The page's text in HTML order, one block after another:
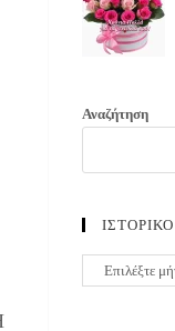
Αναζήτηση
ΙΣΤΟΡΙΚΟ
ΙΣΤΟΡΙΚΟ